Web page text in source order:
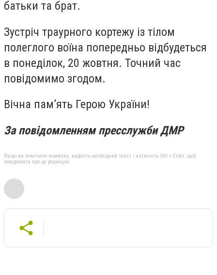
батьки та брат.
Зустріч траурного кортежу із тілом
полеглого воїна попередньо відбудеться
в понеділок, 20 жовтня. Точний час
повідомимо згодом.
Вічна пам’ять Герою України!
За повідомленням пресслужби ДМР
Якщо ви помітили помилку, виділіть необхідний текст і натисніть Ctrl + Enter, щоб
повідомити про це редакцію